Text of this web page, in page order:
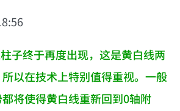
子终于再度出现，这是黄白线两
以在技术上特别值得重视。一般
将使得黄白线重新回到0轴附